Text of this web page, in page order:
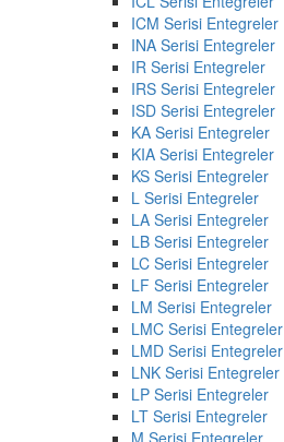
ICM Serisi Entegreler
INA Serisi Entegreler
IR Serisi Entegreler
IRS Serisi Entegreler
ISD Serisi Entegreler
KA Serisi Entegreler
KIA Serisi Entegreler
KS Serisi Entegreler
L Serisi Entegreler
LA Serisi Entegreler
LB Serisi Entegreler
LC Serisi Entegreler
LF Serisi Entegreler
LM Serisi Entegreler
LMC Serisi Entegreler
LMD Serisi Entegreler
LNK Serisi Entegreler
LP Serisi Entegreler
LT Serisi Entegreler
M Serisi Entegreler